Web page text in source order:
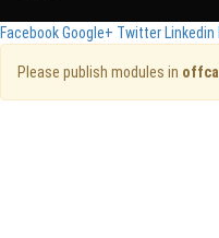
FacebookGoogle+ Twitter Linkedin
Please publish modules in